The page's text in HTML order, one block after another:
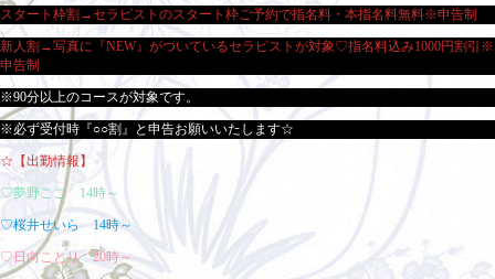
スタート枠割→セラピストのスタート枠ご予約で指名料・本指名料無料※申告制
新人割→写真に『NEW』がついているセラピストが対象♡指名料込み1000円割引※
申告制
※90分以上のコースが対象です。
※必ず受付時『○○割』と申告お願いいたします☆
☆【出勤情報】
♡夢野ここ 14時～
♡桜井せいら 14時～
♡日向ことり 20時～